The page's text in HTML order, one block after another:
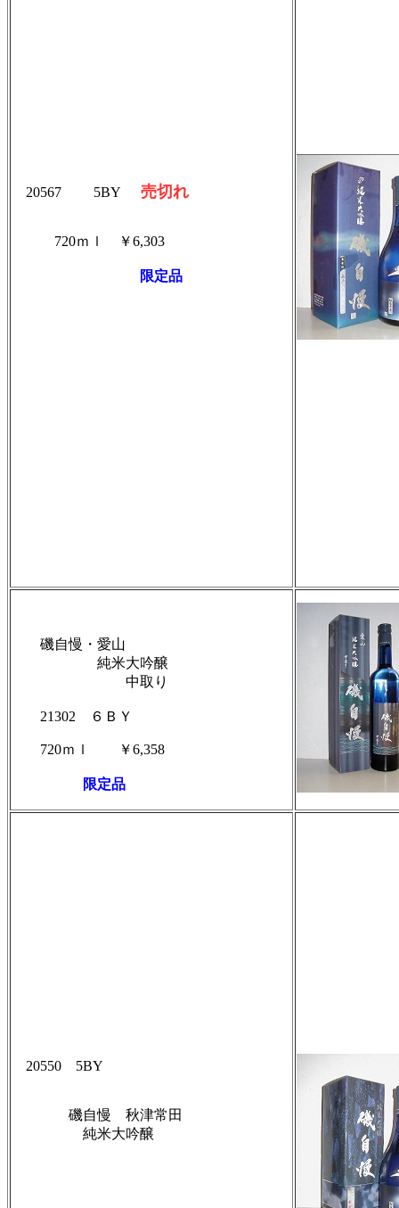
20567 5BY 売切れ
720ｍｌ ￥6,303
限定品
磯自慢・愛山
純米大吟醸
中取り
21302 ６ＢＹ
720ｍｌ ￥6,358
限定品
20550 5BY
磯自慢 秋津常田
純米大吟醸